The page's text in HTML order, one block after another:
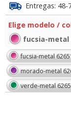
Entregas: 48-
Elige modelo /
fucsia-metal
fucsia-metal
morado-metal
verde-metal